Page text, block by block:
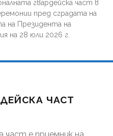
гвардейска част в
пред сградата на
на Президента на
на 28 юли 2026 г.
ЧАСТ